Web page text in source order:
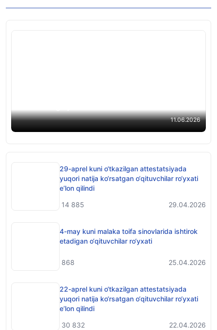
11.06.2026
29-aprel kuni o‘tkazilgan attestatsiyada
yuqori natija ko‘rsatgan o‘qituvchilar ro‘yxati
e’lon qilindi
14 885
29.04.2026
4-may kuni malaka toifa sinovlarida ishtirok
etadigan o‘qituvchilar ro‘yxati
868 25.04.2026
22-aprel kuni o‘tkazilgan attestatsiyada
yuqori natija ko‘rsatgan o‘qituvchilar ro‘yxati
e’lon qilindi
30 832
22.04.2026